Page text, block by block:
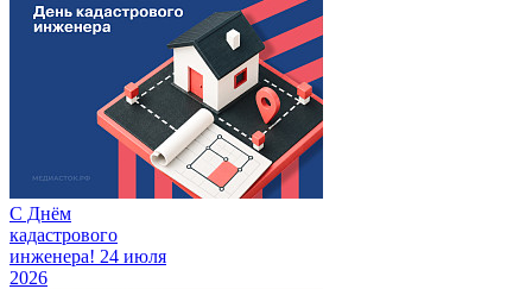
С Днём
кадастрового
инженера! 24 июля
2026